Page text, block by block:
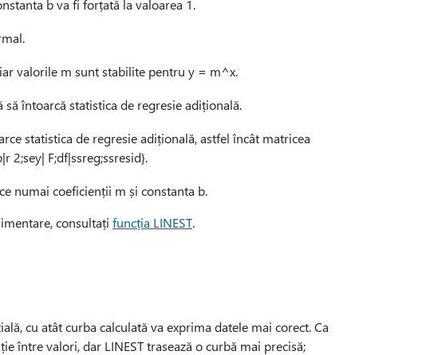
b va fi forțată la valoarea 1.
iar valorile m sunt stabilite pentru y = m^x.
întoarcă statistica de regresie adițională.
statistica de regresie adițională, astfel încât matricea
2;sey| F;df|ssreg;ssresid}.
numai coeficienții m și constanta b.
consultați funcția LINEST.
cu atât curba calculată va exprima datele mai corect. Ca
între valori, dar LINEST trasează o curbă mai precisă;